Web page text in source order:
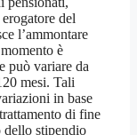
del
l’ammontare
è
può variare da
mesi. Tali
in base
di fine
dello stipendio